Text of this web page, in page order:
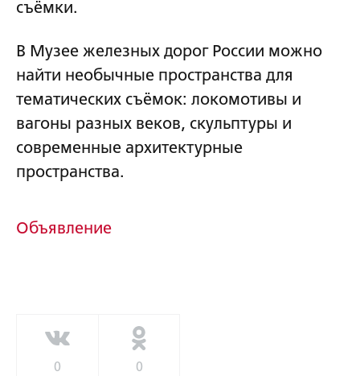
съёмки.
В Музее железных дорог России можно
найти необычные пространства для
тематических съёмок: локомотивы и
вагоны разных веков, скульптуры и
современные архитектурные
пространства.
Объявление
0 0